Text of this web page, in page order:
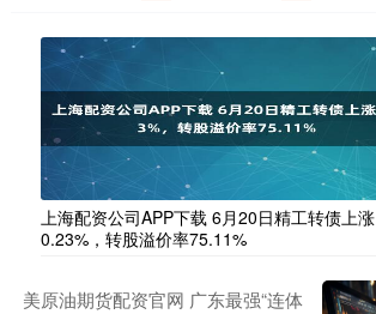
上海配资公司APP下载 6月20日精工转债上涨
0.23%，转股溢价率75.11%
美原油期货配资官网 广东最强“连体